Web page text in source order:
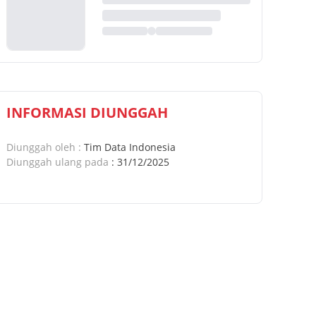
INFORMASI DIUNGGAH
Diunggah oleh : Tim Data Indonesia
Diunggah ulang pada : 31/12/2025